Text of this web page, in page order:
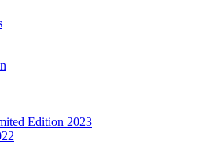
Edition 2023